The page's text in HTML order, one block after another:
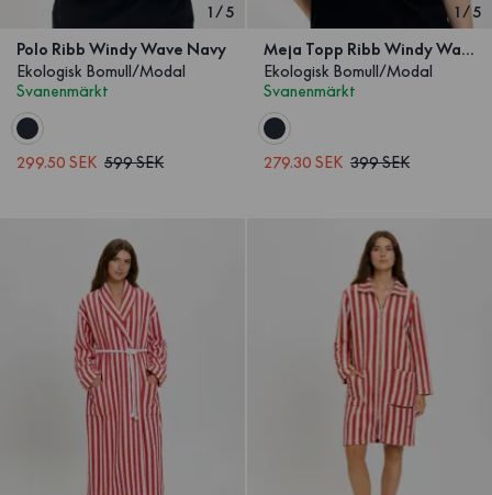
1/5
Polo Ribb Windy Wave Navy
Ekologisk Bomull/Modal
Svanenmärkt
299.50 SEK 599 SEK
1/5
Meja Topp Ribb Windy Wave Navy
Ekologisk Bomull/Modal
Svanenmärkt
279.30 SEK 399 SEK